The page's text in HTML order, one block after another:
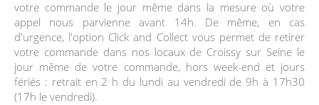
votre commande le jour même dans la mesure où votre
appel nous parvienne avant 14h. De même, en cas
d'urgence, l'option Click and Collect vous permet de retirer
votre commande dans nos locaux de Croissy sur Seine le
jour même de votre commande, hors week-end et jours
fériés : retrait en 2 h du lundi au vendredi de 9h à 17h30
(17h le vendredi).